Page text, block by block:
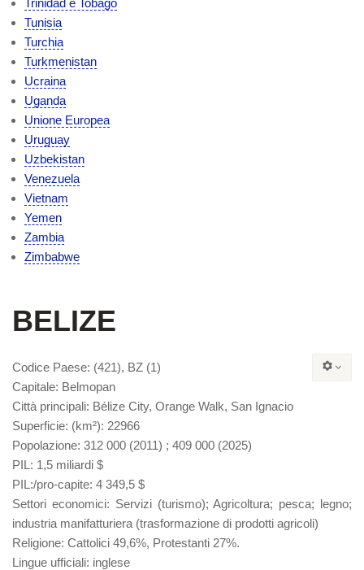
Trinidad e Tobago
Tunisia
Turchia
Turkmenistan
Ucraina
Uganda
Unione Europea
Uruguay
Uzbekistan
Venezuela
Vietnam
Yemen
Zambia
Zimbabwe
BELIZE
Codice Paese: (421), BZ (1)
Capitale: Belmopan
Città principali: Bélize City, Orange Walk, San Ignacio
Superficie: (km²): 22966
Popolazione: 312 000 (2011) ; 409 000 (2025)
PIL : 1,5 miliardi $
PIL :/pro-capite: 4 349,5 $
Settori economici: Servizi (turismo); Agricoltura; pesca; legno;
industria manifatturiera (trasformazione di prodotti agricoli)
Religione: Cattolici 49,6%, Protestanti 27%.
Lingue ufficiali: inglese